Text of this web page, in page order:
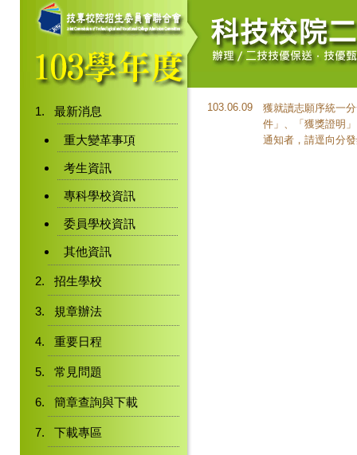
最新消息
重大變革事項
考生資訊
專科學校資訊
委員學校資訊
其他資訊
招生學校
規章辦法
重要日程
常見問題
簡章查詢與下載
下載專區
103.06.09
獲就讀志願序統一
件」、「獲獎證明
通知者，請逕向分